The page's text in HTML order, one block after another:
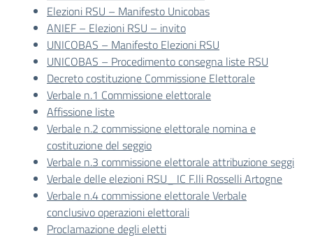
Elezioni RSU – Manifesto Unicobas
ANIEF – Elezioni RSU – invito
UNICOBAS – Manifesto Elezioni RSU
UNICOBAS – Procedimento consegna liste RSU
Decreto costituzione Commissione Elettorale
Verbale n.1 Commissione elettorale
Affissione liste
Verbale n.2 commissione elettorale nomina e
costituzione del seggio
Verbale n.3 commissione elettorale attribuzione seggi
Verbale delle elezioni RSU_ IC F.lli Rosselli Artogne
Verbale n.4 commissione elettorale Verbale
conclusivo operazioni elettorali
Proclamazione degli eletti